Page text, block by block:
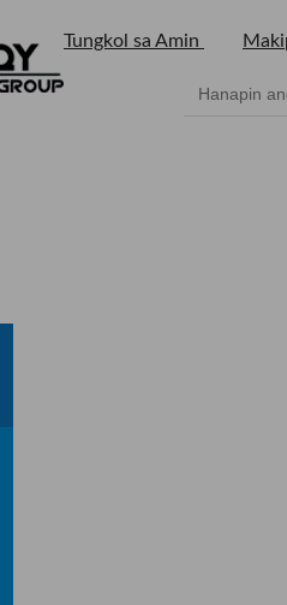
Tungkol sa Amin